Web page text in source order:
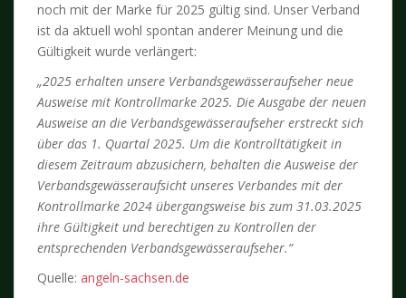
noch mit der Marke für 2025 gültig sind. Unser Verband
ist da aktuell wohl spontan anderer Meinung und die
Gültigkeit wurde verlängert:
„2025 erhalten unsere Verbandsgewässeraufseher neue
Ausweise mit Kontrollmarke 2025. Die Ausgabe der neuen
Ausweise an die Verbandsgewässeraufseher erstreckt sich
über das 1. Quartal 2025. Um die Kontrolltätigkeit in
diesem Zeitraum abzusichern, behalten die Ausweise der
Verbandsgewässeraufsicht unseres Verbandes mit der
Kontrollmarke 2024 übergangsweise bis zum 31.03.2025
ihre Gültigkeit und berechtigen zu Kontrollen der
entsprechenden Verbandsgewässeraufseher.“
Quelle: angeln-sachsen.de